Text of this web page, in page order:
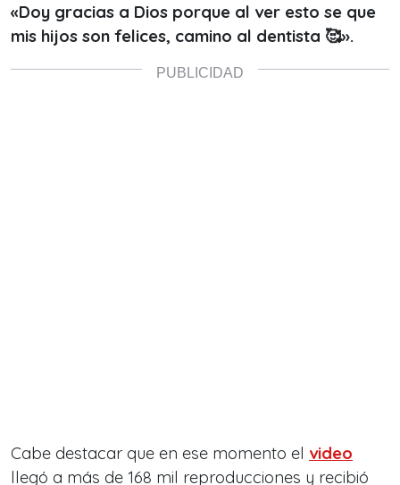
«Doy gracias a Dios porque al ver esto se que
mis hijos son felices, camino al dentista 🥰».
Cabe destacar que en ese momento el video
llegó a más de 168 mil reproducciones y recibió